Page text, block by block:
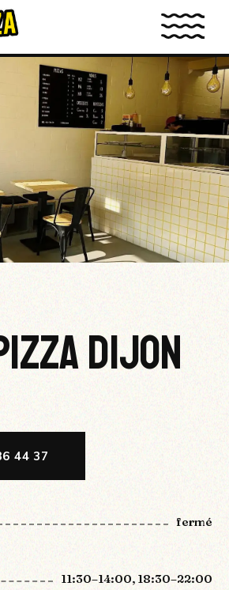
DIJON
44 37
fermé
11:30–14:00, 18:30–22:00